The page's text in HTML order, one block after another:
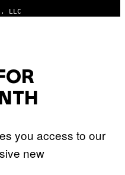
LLC
you access to our
new